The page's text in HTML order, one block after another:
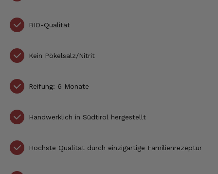
BIO-Qualität
Kein Pökelsalz/Nitrit
Reifung: 6 Monate
Handwerklich in Südtirol hergestellt
Höchste Qualität durch einzigartige Familienrezeptur